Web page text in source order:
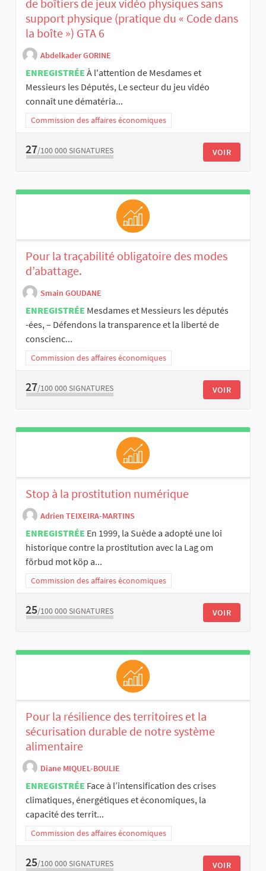
de boîtiers de jeux vidéo physiques sans
support physique (pratique du « Code dans
la boîte ») GTA 6
Abdelkader GORINE
ENREGISTRÉE À l'attention de Mesdames et
Messieurs les Députés, Le secteur du jeu vidéo
connaît une dématéria...
Commission des affaires économiques
27/100 000 SIGNATURES VOIR
Pour la traçabilité obligatoire des modes
d’abattage.
Smain GOUDANE
ENREGISTRÉE Mesdames et Messieurs les députés
-ées, – Défendons la transparence et la liberté de
conscienc...
Commission des affaires économiques
27/100 000 SIGNATURES VOIR
Stop à la prostitution numérique
Adrien TEIXEIRA-MARTINS
ENREGISTRÉE En 1999, la Suède a adopté une loi
historique contre la prostitution avec la Lag om
förbud mot köp a...
Commission des affaires économiques
25/100 000 SIGNATURES VOIR
Pour la résilience des territoires et la
sécurisation durable de notre système
alimentaire
Diane MIQUEL-BOULIE
ENREGISTRÉE Face à l’intensification des crises
climatiques, énergétiques et économiques, la
capacité des territ...
Commission des affaires économiques
25/100 000 SIGNATURES VOIR